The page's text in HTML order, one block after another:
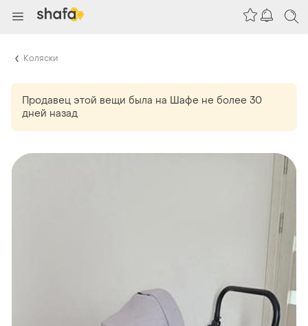
Коляски
Продавец этой вещи была на Шафе не более 30
дней назад